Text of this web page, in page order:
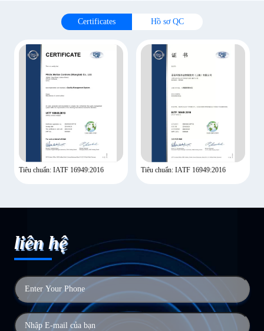
Certificates Hồ sơ QC
Tiêu chuẩn: IATF 16949:2016 Tiêu chuẩn: IATF 16949:2016
liên hệ